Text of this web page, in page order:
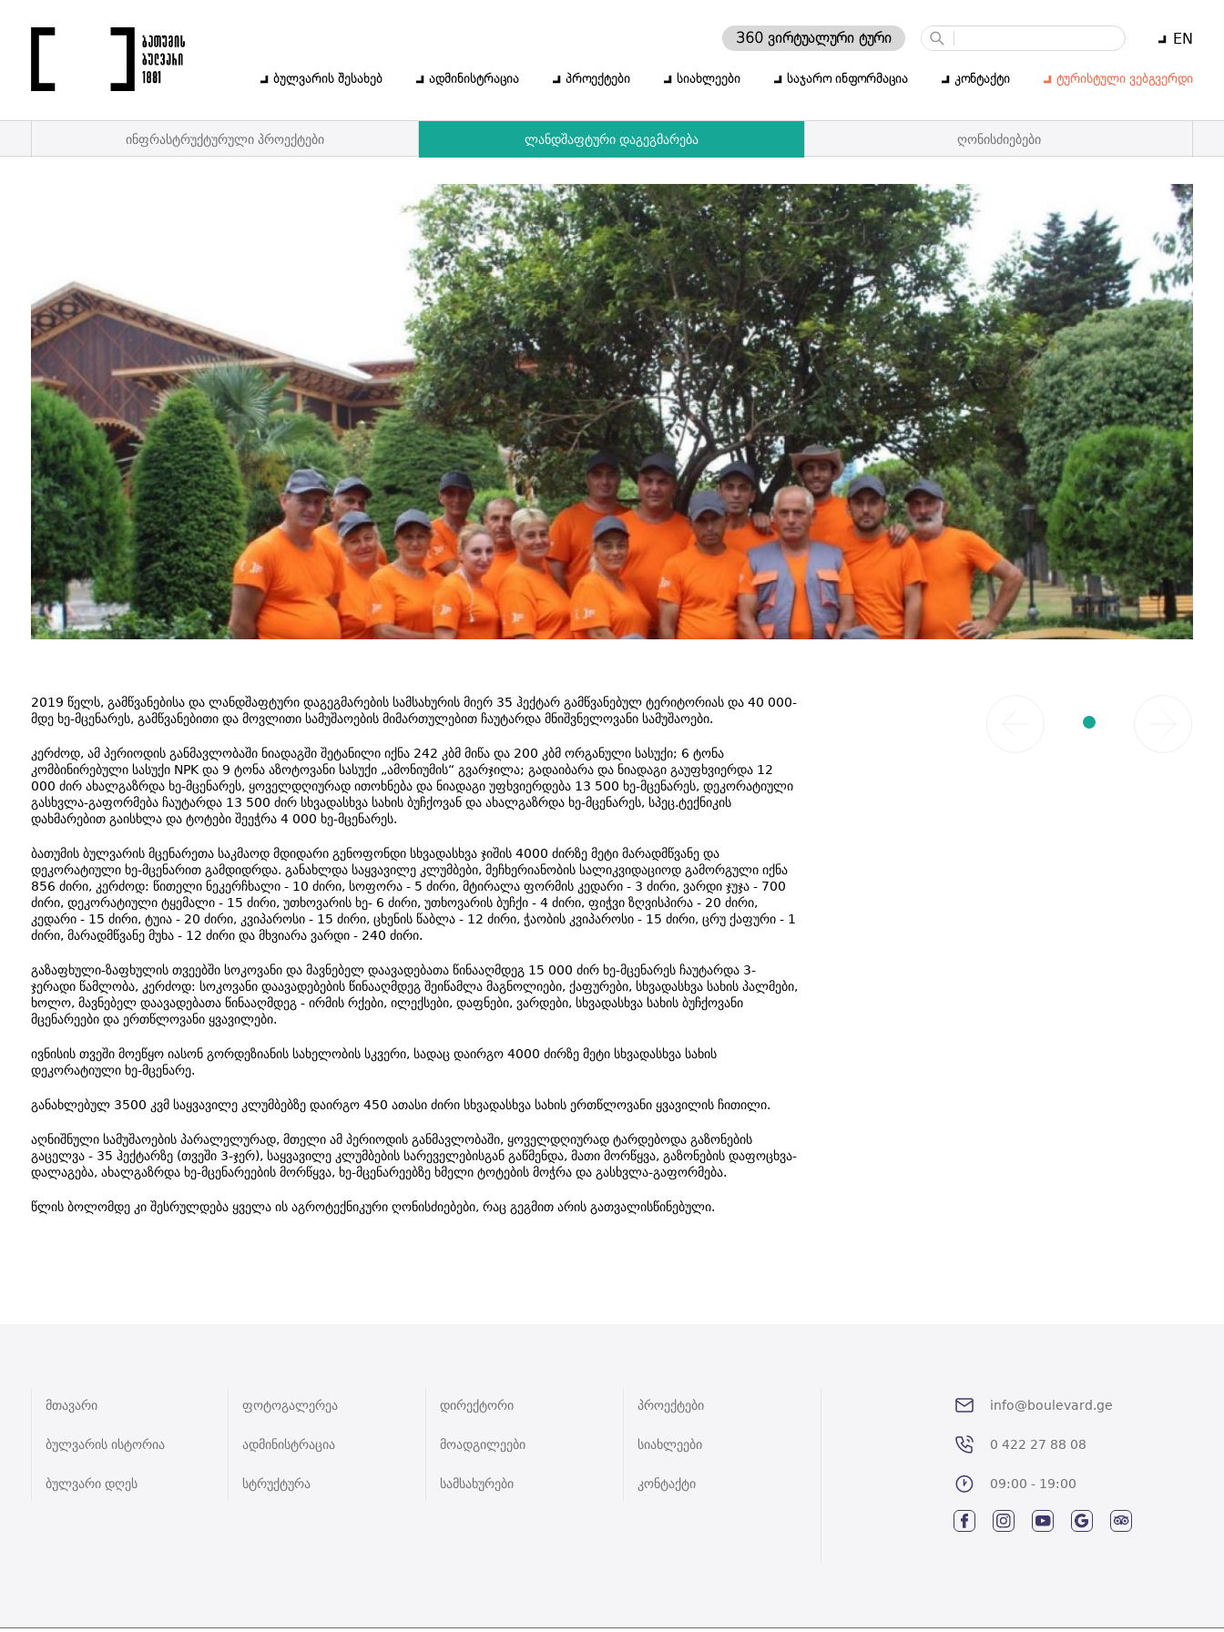
360 ვირტუალური ტური EN
ბულვარის შესახებ ადმინისტრაცია პროექტები სიახლეები საჯარო ინფორმაცია კონტაქტი ტურისტული ვებგვერდი
ინფრასტრუქტურული პროექტები ლანდშაფტური დაგეგმარება ღონისძიებები
2019 წელს, გამწვანებისა და ლანდშაფტური დაგეგმარების სამსახურის მიერ 35 ჰექტარ გამწვანებულ ტერიტორიას და 40 000-
მდე ხე-მცენარეს, გამწვანებითი და მოვლითი სამუშაოების მიმართულებით ჩაუტარდა მნიშვნელოვანი სამუშაოები.
კერძოდ, ამ პერიოდის განმავლობაში ნიადაგში შეტანილი იქნა 242 კბმ მიწა და 200 კბმ ორგანული სასუქი; 6 ტონა
კომბინირებული სასუქი NPK და 9 ტონა აზოტოვანი სასუქი „ამონიუმის“ გვარჯილა; გადაიბარა და ნიადაგი გაუფხვიერდა 12
000 ძირ ახალგაზრდა ხე-მცენარეს, ყოველდღიურად ითოხნება და ნიადაგი უფხვიერდება 13 500 ხე-მცენარეს, დეკორატიული
გასხვლა-გაფორმება ჩაუტარდა 13 500 ძირ სხვადასხვა სახის ბუჩქოვან და ახალგაზრდა ხე-მცენარეს, სპეც.ტექნიკის
დახმარებით გაისხლა და ტოტები შეეჭრა 4 000 ხე-მცენარეს.
ბათუმის ბულვარის მცენარეთა საკმაოდ მდიდარი გენოფონდი სხვადასხვა ჯიშის 4000 ძირზე მეტი მარადმწვანე და
დეკორატიული ხე-მცენარით გამდიდრდა. განახლდა საყვავილე კლუმბები, მეჩხერიანობის სალიკვიდაციოდ გამორგული იქნა
856 ძირი, კერძოდ: წითელი ნეკერჩხალი - 10 ძირი, სოფორა - 5 ძირი, მტირალა ფორმის კედარი - 3 ძირი, ვარდი ჯუჯა - 700
ძირი, დეკორატიული ტყემალი - 15 ძირი, უთხოვარის ხე- 6 ძირი, უთხოვარის ბუჩქი - 4 ძირი, ფიჭვი ზღვისპირა - 20 ძირი,
კედარი - 15 ძირი, ტუია - 20 ძირი, კვიპაროსი - 15 ძირი, ცხენის წაბლა - 12 ძირი, ჭაობის კვიპაროსი - 15 ძირი, ცრუ ქაფური - 1
ძირი, მარადმწვანე მუხა - 12 ძირი და მხვიარა ვარდი - 240 ძირი.
გაზაფხული-ზაფხულის თვეებში სოკოვანი და მავნებელ დაავადებათა წინააღმდეგ 15 000 ძირ ხე-მცენარეს ჩაუტარდა 3-
ჯერადი წამლობა, კერძოდ: სოკოვანი დაავადებების წინააღმდეგ შეიწამლა მაგნოლიები, ქაფურები, სხვადასხვა სახის პალმები,
ხოლო, მავნებელ დაავადებათა წინააღმდეგ - ირმის რქები, ილექსები, დაფნები, ვარდები, სხვადასხვა სახის ბუჩქოვანი
მცენარეები და ერთწლოვანი ყვავილები.
ივნისის თვეში მოეწყო იასონ გორდეზიანის სახელობის სკვერი, სადაც დაირგო 4000 ძირზე მეტი სხვადასხვა სახის
დეკორატიული ხე-მცენარე.
განახლებულ 3500 კვმ საყვავილე კლუმბებზე დაირგო 450 ათასი ძირი სხვადასხვა სახის ერთწლოვანი ყვავილის ჩითილი.
აღნიშნული სამუშაოების პარალელურად, მთელი ამ პერიოდის განმავლობაში, ყოველდღიურად ტარდებოდა გაზონების
გაცელვა - 35 ჰექტარზე (თვეში 3-ჯერ), საყვავილე კლუმბების სარეველებისგან გაწმენდა, მათი მორწყვა, გაზონების დაფოცხვა-
დალაგება, ახალგაზრდა ხე-მცენარეების მორწყვა, ხე-მცენარეებზე ხმელი ტოტების მოჭრა და გასხვლა-გაფორმება.
წლის ბოლომდე კი შესრულდება ყველა ის აგროტექნიკური ღონისძიებები, რაც გეგმით არის გათვალისწინებული.
მთავარი
ბულვარის ისტორია
ბულვარი დღეს
ფოტოგალერეა
ადმინისტრაცია
სტრუქტურა
დირექტორი
მოადგილეები
სამსახურები
პროექტები
სიახლეები
კონტაქტი
info@boulevard.ge
0 422 27 88 08
09:00 - 19:00